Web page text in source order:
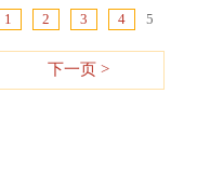
1 2 3 4 5
下一页 >